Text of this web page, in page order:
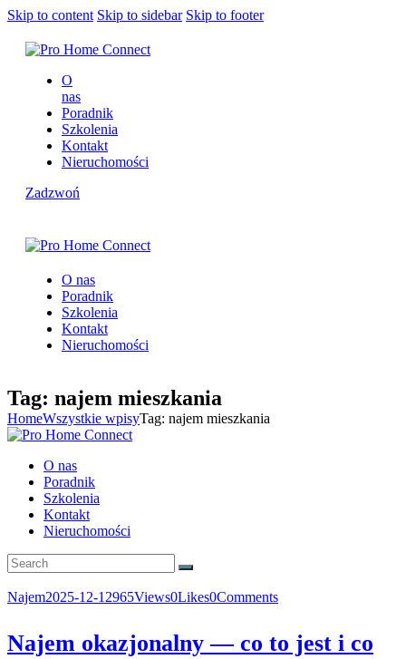
Skip to content Skip to sidebar Skip to footer
O
nas
Poradnik
Szkolenia
Kontakt
Nieruchomości
Zadzwoń
O nas
Poradnik
Szkolenia
Kontakt
Nieruchomości
Tag: najem mieszkania
HomeWszystkie wpisyTag: najem mieszkania
O nas
Poradnik
Szkolenia
Kontakt
Nieruchomości
Najem2025-12-12965Views0Likes0Comments
Najem okazjonalny — co to jest i co